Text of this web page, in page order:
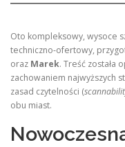
Oto kompleksowy, wysoce
techniczno-ofertowy,
oraz Marek. Treść została
zachowaniem najwyższych
zasad czytelności (
obu miast.